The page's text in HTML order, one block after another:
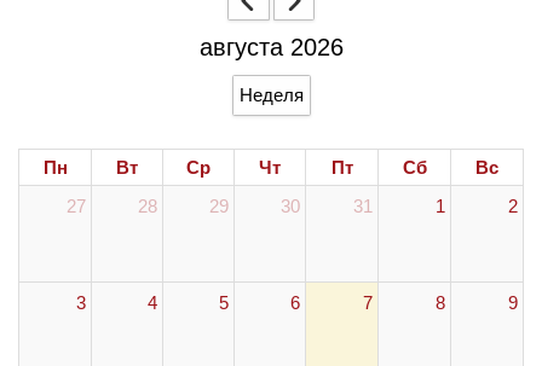
августа 2026
Неделя
Пн Вт Ср Чт Пт Сб
Вс
27
28 29 30 31 1 2
3 4 5 6 7 8 9